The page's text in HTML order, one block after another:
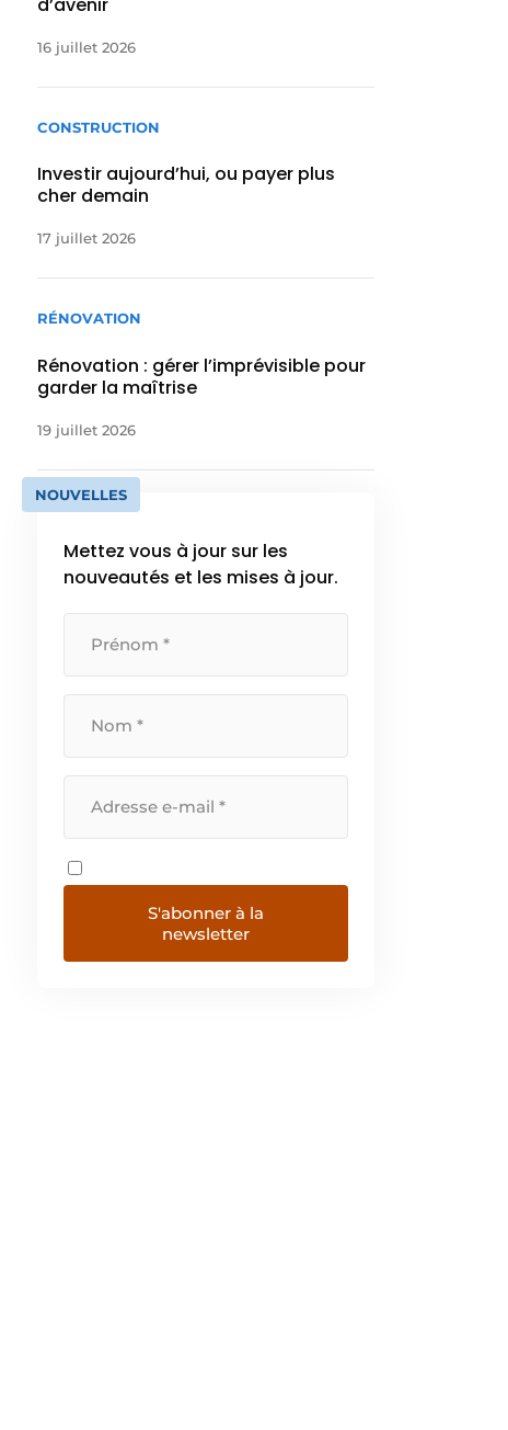
16 juillet 2026
CONSTRUCTION
Investir aujourd’hui, ou payer plus
cher demain
17 juillet 2026
RÉNOVATION
Rénovation : gérer l’imprévisible pour
garder la maîtrise
19 juillet 2026
NOUVELLES
Mettez vous à jour sur les
nouveautés et les mises à jour.
S'abonner à la
newsletter